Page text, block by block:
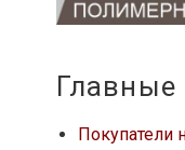
Главные
Покупатели